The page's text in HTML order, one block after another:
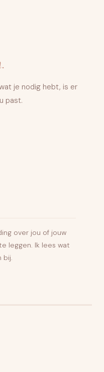
je nodig hebt, is er
past.
over jou of jouw
leggen. Ik lees wat